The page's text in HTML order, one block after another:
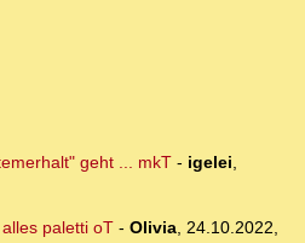
geht ... mkT- igelei,
paletti oT- Olivia, 24.10.2022,